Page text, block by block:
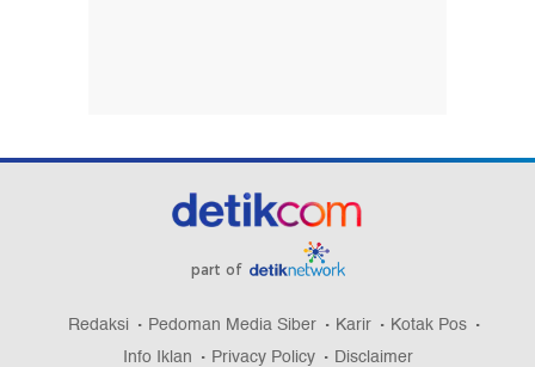
part of
Redaksi Pedoman Media Siber Karir
Kotak Pos
Info Iklan
Privacy Policy Disclaimer